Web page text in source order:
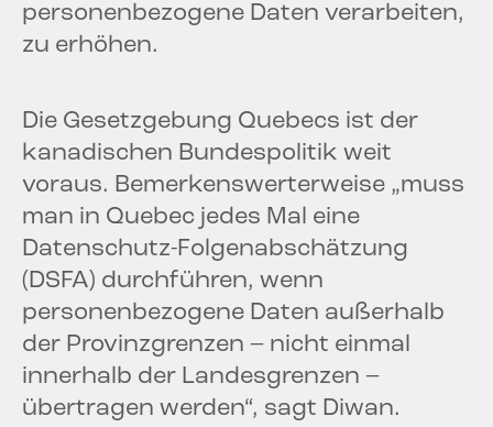
personenbezogene Daten verarbeiten,
zu erhöhen.
Die Gesetzgebung Quebecs ist der
kanadischen Bundespolitik weit
voraus. Bemerkenswerterweise „muss
man in Quebec jedes Mal eine
Datenschutz-Folgenabschätzung
(DSFA) durchführen, wenn
personenbezogene Daten außerhalb
der Provinzgrenzen – nicht einmal
innerhalb der Landesgrenzen –
übertragen werden“, sagt Diwan.